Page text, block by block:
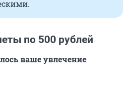
по 500 рублей
ваше увлечение